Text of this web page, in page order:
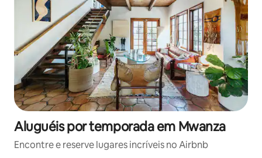
Aluguéis por temporada em Mwanza
Encontre e reserve lugares incríveis no Airbnb